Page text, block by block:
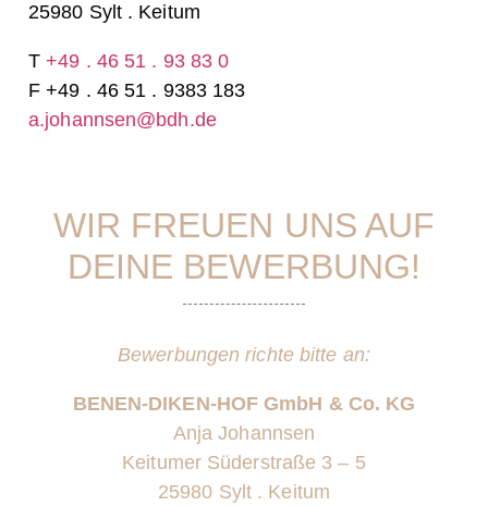
25980 Sylt . Keitum
T+49 . 46 51 . 93 83 0
F +49 . 46 51 . 9383 183
a.johannsen@bdh.de
WIR FREUEN UNS AUF
DEINE BEWERBUNG!
Bewerbungen richte bitte an:
BENEN-DIKEN-HOF GmbH & Co. KG
Anja Johannsen
Keitumer Süderstraße 3 – 5
25980 Sylt . Keitum